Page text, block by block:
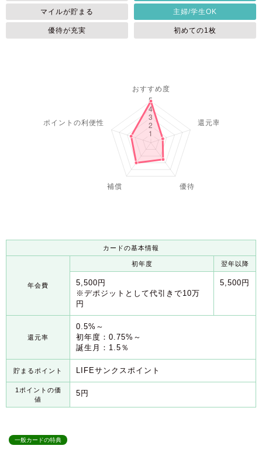
マイルが貯まる 主婦/学生OK
優待が充実 初めての1枚
カードの基本情報
年会費
初年度 翌年以降
5,500円
※デポジットとして代引きで10万
円
5,500円
還元率
0.5%～
初年度：0.75%～
誕生月：1.5％
貯まるポイント LIFEサンクスポイント
1ポイントの価
値
5円
一般カードの特典